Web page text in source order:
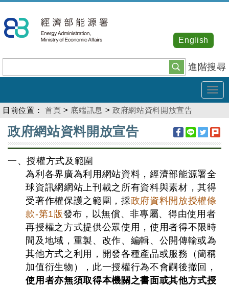
到
主
內
容
進階搜尋
English
目前位置： 首頁 > 底端訊息 >政府網站資料開放宣告
:::
政府網站資料開放宣告
一、授權方式及範圍
為利各界廣為利用網站資料，經濟部能源署全
球資訊網網站上刊載之所有資料與素材，其得
受著作權保護之範圍，採政府資料開放授權條
款-第1版發布，以無償、非專屬、得由使用者
再授權之方式提供公眾使用，使用者得不限時
間及地域，重製、改作、編輯、公開傳輸或為
其他方式之利用，開發各種產品或服務（簡稱
加值衍生物），此一授權行為不會嗣後撤回，
使用者亦無須取得本機關之書面或其他方式授